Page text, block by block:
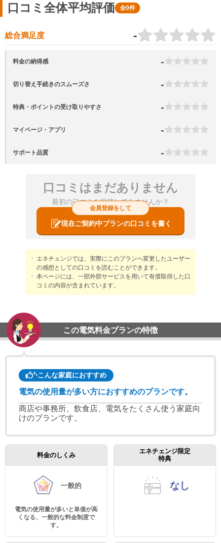
口コミ全体平均評価 全0件
総合満足度 -
料金の納得感 -
切り替え手続きのスムーズさ -
特典・ポイントの受け取りやすさ -
マイページ・アプリ -
サポート品質 -
口コミはまだありません
最初の口コミを投稿してみませんか？
会員登録をして
現在ご契約中プランの口コミを書く
エネチェンジでは、実際にこのプランへ変更したユーザー
の感想としての口コミを読むことができます。
本ページには、一部外部サービスを用いて有償取得した口
コミの内容が含まれています。
この電気料金プランの特徴
こんな家庭におすすめ
電気の使用量が多い方におすすめのプランです。
商店や事務所、飲食店、電気をたくさん使う家庭向
けのプランです。
料金のしくみ
一般的
電気の使用量が多いと単価が高
くなる、一般的な料金制度で
す。
エネチェンジ限定
特典
なし